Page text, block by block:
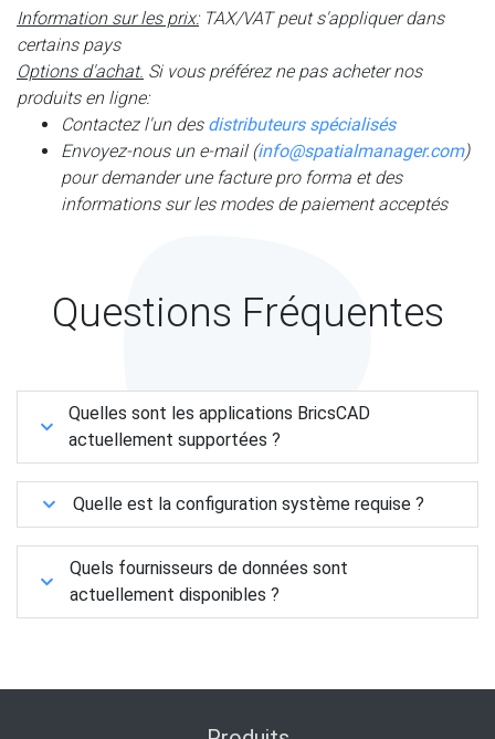
Information sur les prix:TAX/VAT peut s'appliquer dans
certains pays
Options d'achat. Si vous préférez ne pas acheter nos
produits en ligne:
Contactez l'un des distributeurs spécialisés
Envoyez-nous un e-mail (info@spatialmanager.com)
pour demander une facture pro forma et des
informations sur les modes de paiement acceptés
Questions Fréquentes
Quelles sont les applications BricsCAD
actuellement supportées ?
Quelle est la configuration système requise ?
Quels fournisseurs de données sont
actuellement disponibles ?